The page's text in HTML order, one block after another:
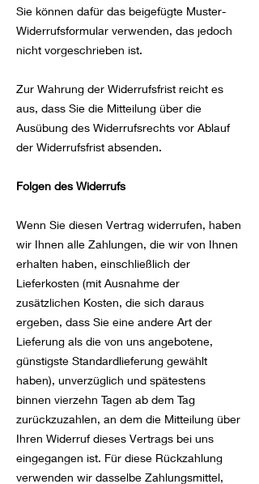
Sie können dafür das beigefügte Muster-
Widerrufsformular verwenden, das jedoch
nicht vorgeschrieben ist.
Zur Wahrung der Widerrufsfrist reicht es
aus, dass Sie die Mitteilung über die
Ausübung des Widerrufsrechts vor Ablauf
der Widerrufsfrist absenden.
Folgen des Widerrufs
Wenn Sie diesen Vertrag widerrufen, haben
wir Ihnen alle Zahlungen, die wir von Ihnen
erhalten haben, einschließlich der
Lieferkosten (mit Ausnahme der
zusätzlichen Kosten, die sich daraus
ergeben, dass Sie eine andere Art der
Lieferung als die von uns angebotene,
günstigste Standardlieferung gewählt
haben), unverzüglich und spätestens
binnen vierzehn Tagen ab dem Tag
zurückzuzahlen, an dem die Mitteilung über
Ihren Widerruf dieses Vertrags bei uns
eingegangen ist. Für diese Rückzahlung
verwenden wir dasselbe Zahlungsmittel,